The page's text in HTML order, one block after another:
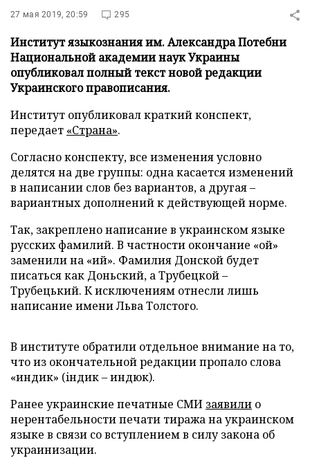
27 мая 2019, 20:59 295
Институт языкознания им. Александра Потебни
Национальной академии наук Украины
опубликовал полный текст новой редакции
Украинского правописания.
Институт опубликовал краткий конспект,
передает «Страна».
Согласно конспекту, все изменения условно
делятся на две группы: одна касается изменений
в написании слов без вариантов, а другая –
вариантных дополнений к действующей норме.
Так, закреплено написание в украинском языке
русских фамилий. В частности окончание «ой»
заменили на «ий». Фамилия Донской будет
писаться как Доньский, а Трубецкой –
Трубецький. К исключениям отнесли лишь
написание имени Льва Толстого.
В институте обратили отдельное внимание на то,
что из окончательной редакции пропало слова
«индик» (iндик – индюк).
Ранее украинские печатные СМИ заявили о
нерентабельности печати тиража на украинском
языке в связи со вступлением в силу закона об
украинизации.